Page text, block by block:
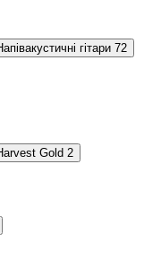
гітари 72
Gold 2